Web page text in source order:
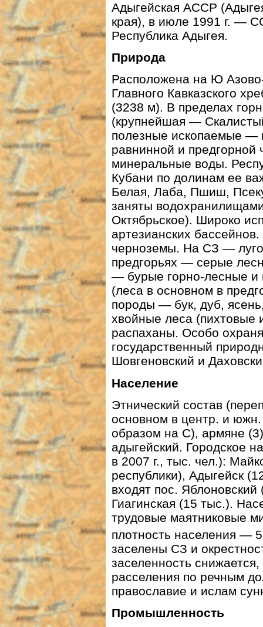
Адыгейская АССР
края), в июле 1991 г. —
Республика Адыгея.
Природа
Расположена на Ю
Главного Кавказского
(3238 м). В пределах
(крупнейшая —
полезные ископаемые —
равнинной и
минеральные воды.
Кубани по долинам ее
Белая, Лаба, Пшиш,
заняты
Октябрьское). Широко
артезианских
черноземы. На СЗ —
предгорьях — серые
— бурые горно-лесные и
(леса в основном в
породы — бук, дуб,
хвойные леса (пихтовые
распаханы. Особо
государственный
Шовгеновский и
Население
Этнический состав
основном в центр. и
образом на С), армяне
адыгейский. Городское
в 2007 г., тыс. чел.):
республики), Адыгейск
входят пос.
Гиагинская (15 тыс.).
трудовые маятниковые
плотность населения —
заселены СЗ и
заселенность
расселения по речным
православие и ислам
Промышленность